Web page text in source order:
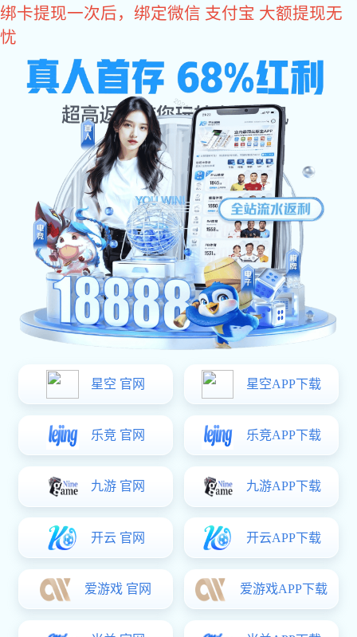
333体育
333体育
关于333体育
企业环境
仓储货架类
搁板类货架
托盘类货架
滑移类货架
333体育:比亚迪333体育
333体育:平衡重333体育
333体育:前移式333体育
牵引车
非标定制类
智能物流类
案例展示
仓储货架类案例
333体育:比亚迪333体育 案例
智能物流类案例
非标器具类案例
围网隔断类案例
333体育 中心
公司333体育
行业333体育
联系333体育
1/1
工位器具类工具柜
工位器具类工具柜是用于工业生产中存放工具、量具、刃具等物品
的设备。333体育工业设备有限公司生产的工具柜设计合理，能够
更好地使用和保护工具，提升工作效率。
产品概述： 工位器具类工具柜是用于工业生产中存放工具、量